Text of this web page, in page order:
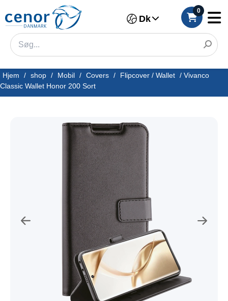
Dk
0
Hjem / shop / Mobil / Covers / Flipcover / Wallet / Vivanco
Classic Wallet Honor 200 Sort